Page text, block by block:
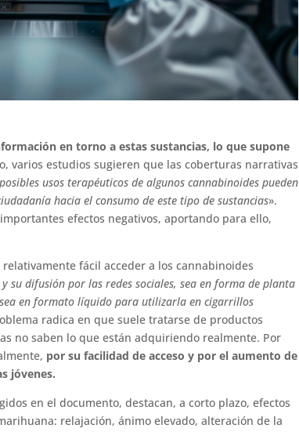
en torno a estas sustancias, lo que supone
varios estudios sugieren que las coberturas narrativas
usos terapéuticos de algunos cannabinoides pueden
hacia el consumo de este tipo de sustancias».
efectos negativos, aportando para ello,
fácil acceder a los cannabinoides
su difusión por las redes sociales, sea en forma de planta
en formato líquido para utilizarla en cigarrillos
radica en que suele tratarse de productos
no saben lo que están adquiriendo realmente. Por
por su facilidad de acceso y por el aumento de
jóvenes.
en el documento, destacan, a corto plazo, efectos
relajación, ánimo elevado, alteración de la